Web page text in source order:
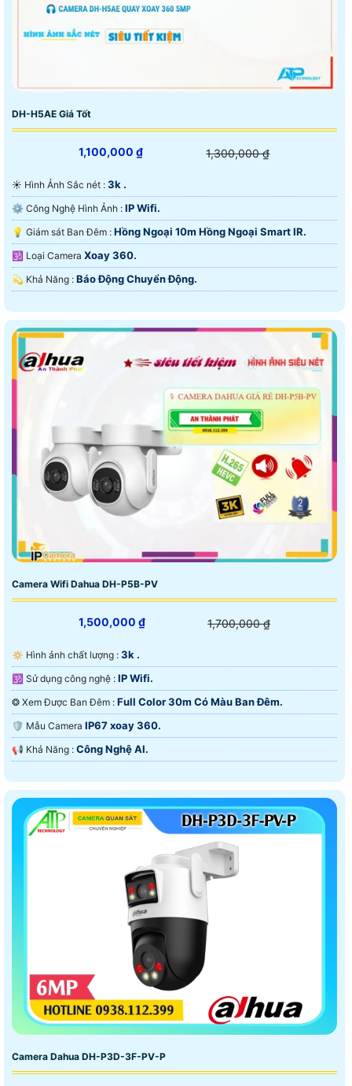
DH-H5AE Giá Tốt
1,100,000 ₫ 1,300,000 ₫
☀️ Hình Ảnh Sắc nét : 3k .
⚙ Công Nghệ Hình Ảnh : IP Wifi.
💡 Giám sát Ban Đêm : Hồng Ngoại 10m Hồng Ngoại Smart IR.
🕉️ Loại Camera Xoay 360.
️💫 Khả Năng : Báo Động Chuyển Động.
Camera Wifi Dahua DH-P5B-PV
1,500,000 ₫ 1,700,000 ₫
🔅 Hình ảnh chất lượng : 3k .
🕉️ Sử dụng công nghệ : IP Wifi.
❂ Xem Được Ban Đêm : Full Color 30m Có Màu Ban Ðêm.
🛡 Mẫu Camera IP67 xoay 360.
️📢 Khả Năng : Công Nghệ AI.
Camera Dahua DH-P3D-3F-PV-P